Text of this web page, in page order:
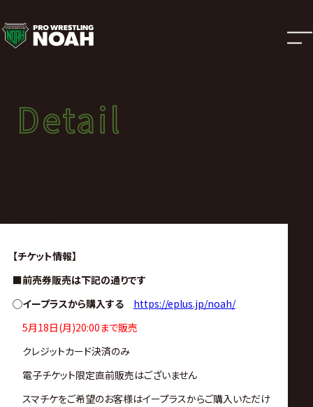
試
合
結
果
ロ
レ
ス
Detail
試合結果
Detail
【チケット情報】
■前売券販売は下記の通りです
◯イープラスから購入する
https://eplus.jp/noah/
5月18日(月)20:00まで販売
クレジットカード決済のみ
電子チケット限定直前販売はございません
スマチケをご希望のお客様はイープラスからご購入いただけ